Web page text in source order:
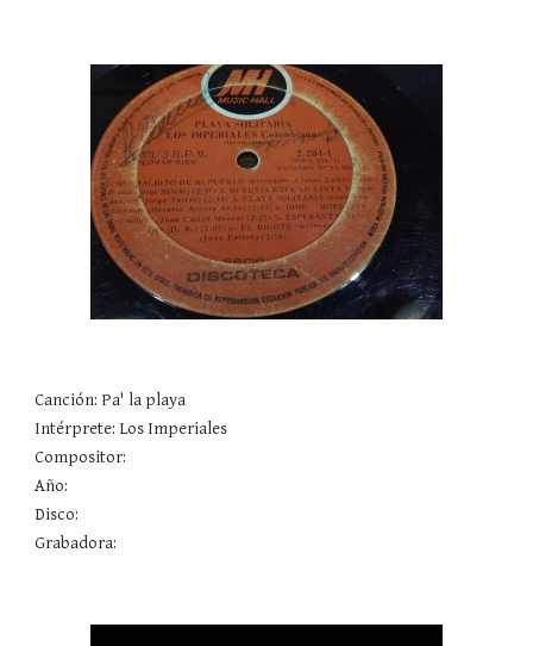
Canción: Pa' la playa
Intérprete: Los Imperiales
Compositor:
Año:
Disco:
Grabadora: